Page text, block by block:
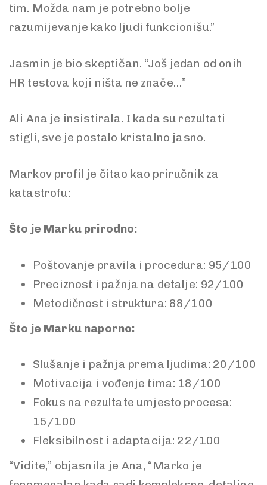
tim. Možda nam je potrebno bolje
razumijevanje kako ljudi funkcionišu.”
Jasmin je bio skeptičan. “Još jedan od onih
HR testova koji ništa ne znače…”
Ali Ana je insistirala. I kada su rezultati
stigli, sve je postalo kristalno jasno.
Markov profil je čitao kao priručnik za
katastrofu:
Što je Marku prirodno:
Poštovanje pravila i procedura: 95/100
Preciznost i pažnja na detalje: 92/100
Metodičnost i struktura: 88/100
Što je Marku naporno:
Slušanje i pažnja prema ljudima: 20/100
Motivacija i vođenje tima: 18/100
Fokus na rezultate umjesto procesa:
15/100
Fleksibilnost i adaptacija: 22/100
“Vidite,” objasnila je Ana, “Marko je